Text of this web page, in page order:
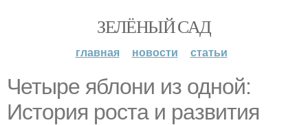
ЗЕЛЁНЫЙ САД
главная новости статьи
Четыре яблони из одной:
История роста и развития